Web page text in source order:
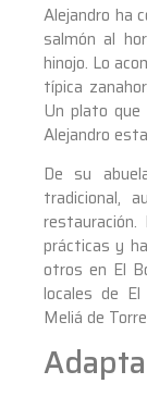
Alejandro ha
salmón al
hinojo. Lo
típica
Un plato que
Alejandro
De su
tradicional,
prácticas y
otros en El
locales de
Meliá de